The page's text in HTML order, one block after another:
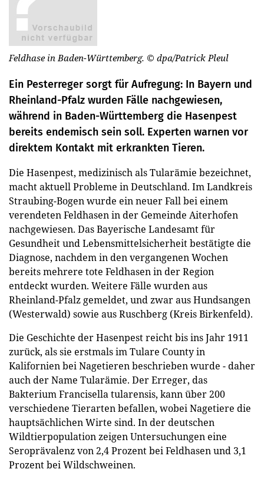
Feldhase in Baden-Württemberg. © dpa/Patrick Pleul
Ein Pesterreger sorgt für Aufregung: In Bayern und
Rheinland-Pfalz wurden Fälle nachgewiesen,
während in Baden-Württemberg die Hasenpest
bereits endemisch sein soll. Experten warnen vor
direktem Kontakt mit erkrankten Tieren.
Die Hasenpest, medizinisch als Tularämie bezeichnet,
macht aktuell Probleme in Deutschland. Im Landkreis
Straubing-Bogen wurde ein neuer Fall bei einem
verendeten Feldhasen in der Gemeinde Aiterhofen
nachgewiesen. Das Bayerische Landesamt für
Gesundheit und Lebensmittelsicherheit bestätigte die
Diagnose, nachdem in den vergangenen Wochen
bereits mehrere tote Feldhasen in der Region
entdeckt wurden. Weitere Fälle wurden aus
Rheinland-Pfalz gemeldet, und zwar aus Hundsangen
(Westerwald) sowie aus Ruschberg (Kreis Birkenfeld).
Die Geschichte der Hasenpest reicht bis ins Jahr 1911
zurück, als sie erstmals im Tulare County in
Kalifornien bei Nagetieren beschrieben wurde - daher
auch der Name Tularämie. Der Erreger, das
Bakterium Francisella tularensis, kann über 200
verschiedene Tierarten befallen, wobei Nagetiere die
hauptsächlichen Wirte sind. In der deutschen
Wildtierpopulation zeigen Untersuchungen eine
Seroprävalenz von 2,4 Prozent bei Feldhasen und 3,1
Prozent bei Wildschweinen.